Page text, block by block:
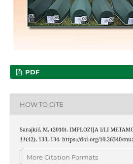
PDF
HOW TO CITE
Sarajkić, M. (2010). IMPLOZIJA I/LI
11(42), 133–134. https://doi.org/10.26340/
More Citation Formats